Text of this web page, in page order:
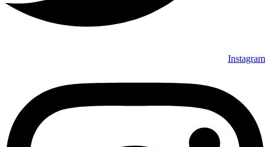
Instagram